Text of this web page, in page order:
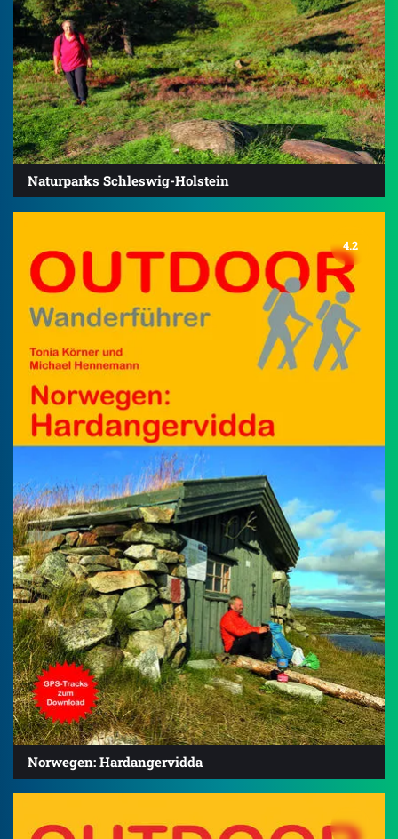
Naturparks Schleswig-Holstein
4.2
Norwegen: Hardangervidda